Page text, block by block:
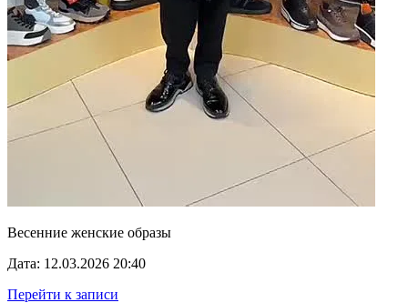
Весенние женские образы
Дата: 12.03.2026 20:40
Перейти к записи